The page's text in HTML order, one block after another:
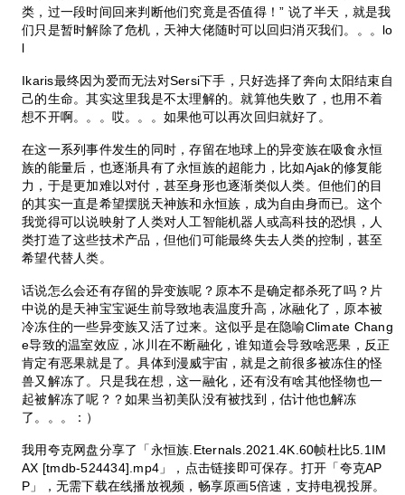
类，过一段时间回来判断他们究竟是否值得！” 说了半天，就是我
们只是暂时解除了危机，天神大佬随时可以回归消灭我们。。。lo
l
Ikaris最终因为爱而无法对Sersi下手，只好选择了奔向太阳结束自
己的生命。其实这里我是不太理解的。就算他失败了，也用不着
想不开啊。。。哎。。。如果他可以再次回归就好了。
在这一系列事件发生的同时，存留在地球上的异变族在吸食永恒
族的能量后，也逐渐具有了永恒族的超能力，比如Ajak的修复能
力，于是更加难以对付，甚至身形也逐渐类似人类。但他们的目
的其实一直是希望摆脱天神族和永恒族，成为自由身而已。这个
我觉得可以说映射了人类对人工智能机器人或高科技的恐惧，人
类打造了这些技术产品，但他们可能最终失去人类的控制，甚至
希望代替人类。
话说怎么会还有存留的异变族呢？原本不是确定都杀死了吗？片
中说的是天神宝宝诞生前导致地表温度升高，冰融化了，原本被
冷冻住的一些异变族又活了过来。这似乎是在隐喻Climate Chang
e导致的温室效应，冰川在不断融化，谁知道会导致啥恶果，反正
肯定有恶果就是了。具体到漫威宇宙，就是之前很多被冻住的怪
兽又解冻了。只是我在想，这一融化，还有没有啥其他怪物也一
起被解冻了呢？？如果当初美队没有被找到，估计他也解冻
了。。。：）
我用夸克网盘分享了「永恒族.Eternals.2021.4K.60帧杜比5.1IM
AX [tmdb-524434].mp4」，点击链接即可保存。打开「夸克AP
P」，无需下载在线播放视频，畅享原画5倍速，支持电视投屏。